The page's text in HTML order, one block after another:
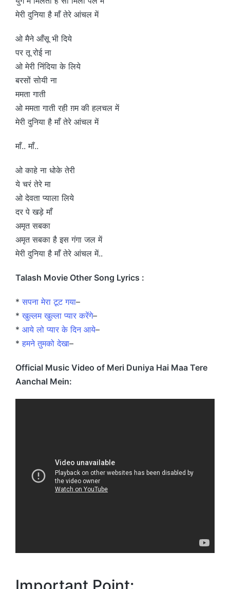
मेरी दुनिया है माँ तेरे आंचल में
ओ मैने आँसू भी दिये
पर तू रोई ना
ओ मेरी निंदिया के लिये
बरसों सोयी ना
ममता गाती
ओ ममता गाती रही ग़म की हलचल में
मेरी दुनिया है माँ तेरे आंचल में
माँ.. माँ..
ओ काहे ना धोके तेरी
ये चरं तेरे मा
ओ देवता प्याला लिये
दर पे खड़े माँ
अमृत सबका
अमृत सबका है इस गंगा जल में
मेरी दुनिया है माँ तेरे आंचल में..
Talash Movie Other Song Lyrics :
*सपना मेरा टूट गया–
*खुल्लम खुल्ला प्यार करेंगे–
* आये लो प्यार के दिन आये–
*हमने तुमको देखा–
Official Music Video of Meri Duniya Hai Maa Tere
Aanchal Mein: